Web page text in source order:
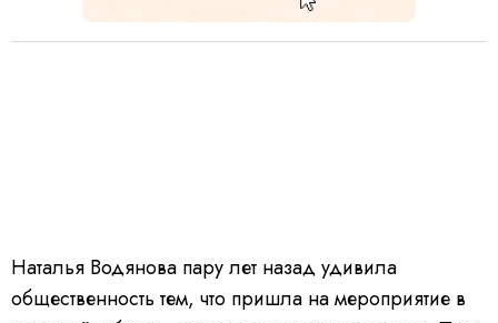
Наталья Водянова пару лет назад удивила
общественность тем, что пришла на мероприятие в